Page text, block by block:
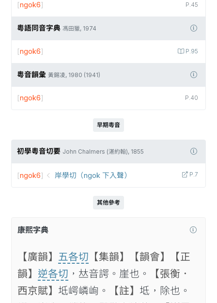
P.45
[ngok6]
粵語同音字典 馮田獵, 1974
P.95
[ngok6]
粵音韻彙 黃錫凌, 1980 (1941)
P.40
[ngok6]
早期粵音
初學粵音切要 John Chalmers (湛約翰), 1855
P.7
[ngok6] 岸學切（ngok 下入聲）
其他參考
康熙字典
【廣韻】 五各切 【集韻】 【韻會】
【正
韻】 逆各切 ，𠀤音諤。崖也。
【張衡．
西京賦】 坻崿嶙峋。 【註】 坻，除也。